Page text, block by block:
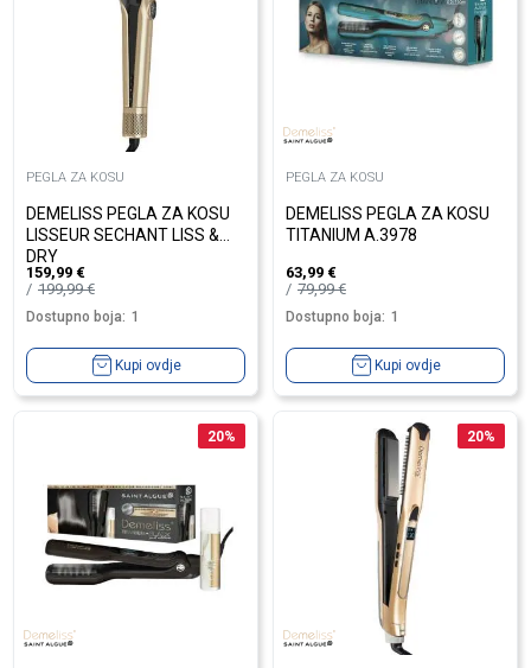
PEGLA ZA KOSU
DEMELISS PEGLA ZA KOSU
LISSEUR SECHANT LISS &
DRY
159,99 €
199,99€
Dostupno boja: 1
Kupi ovdje
PEGLA ZA KOSU
DEMELISS PEGLA ZA KOSU
TITANIUM A.3978
63,99 €
79,99€
Dostupno boja: 1
Kupi ovdje
20% 20%